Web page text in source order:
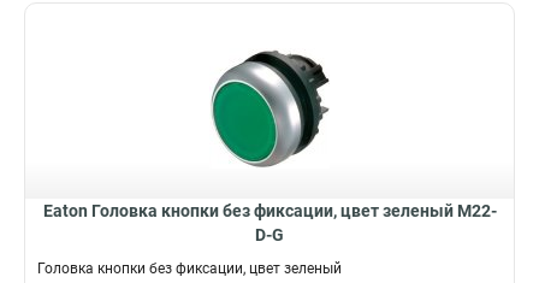
Eaton Головка кнопки без фиксации, цвет зеленый M22-
D-G
Головка кнопки без фиксации, цвет зеленый